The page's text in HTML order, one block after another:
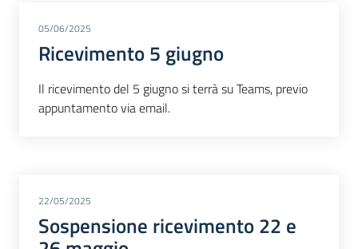
05/06/2025
Ricevimento 5 giugno
Il ricevimento del 5 giugno si terrà su Teams, previo
appuntamento via email.
22/05/2025
Sospensione ricevimento 22 e